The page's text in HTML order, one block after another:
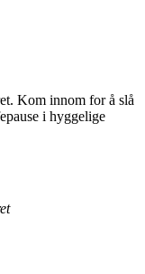
Kom innom for å slå
i hyggelige